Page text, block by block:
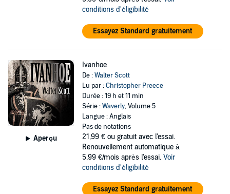
conditions d'éligibilité
Essayez Standard gratuitement
Aperçu
Ivanhoe
De :Walter Scott
Lu par :Christopher Preece
Durée : 19 h et 11 min
Série :Waverly, Volume 5
Langue : Anglais
Pas de notations
21,99 € ou gratuit avec l'essai.
Renouvellement automatique à
5,99 €/mois après l'essai. Voir
conditions d'éligibilité
Essayez Standard gratuitement